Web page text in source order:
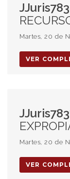
RECURSO DE INCONSTITUCIONALIDAD.
Martes, 20 de
VER
EXPROPIACION.
Martes, 20 de
VER